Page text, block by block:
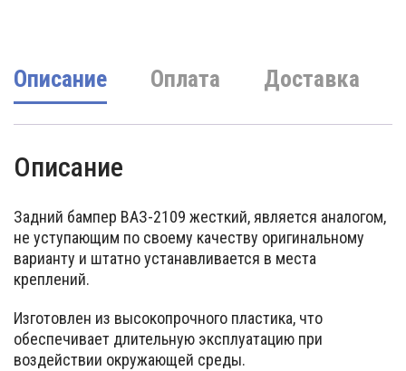
Описание Оплата Доставка
Описание
Задний бампер ВАЗ-2109 жесткий, является аналогом,
не уступающим по своему качеству оригинальному
варианту и штатно устанавливается в места
креплений.
Изготовлен из высокопрочного пластика, что
обеспечивает длительную эксплуатацию при
воздействии окружающей среды.